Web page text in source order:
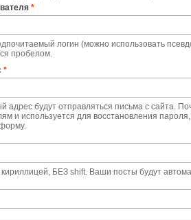
*
логин (можно использовать
пробелом.
*
адрес будут отправляться письма с сайта.
и используется для восстановления
БЕЗ shift. Ваши посты будут